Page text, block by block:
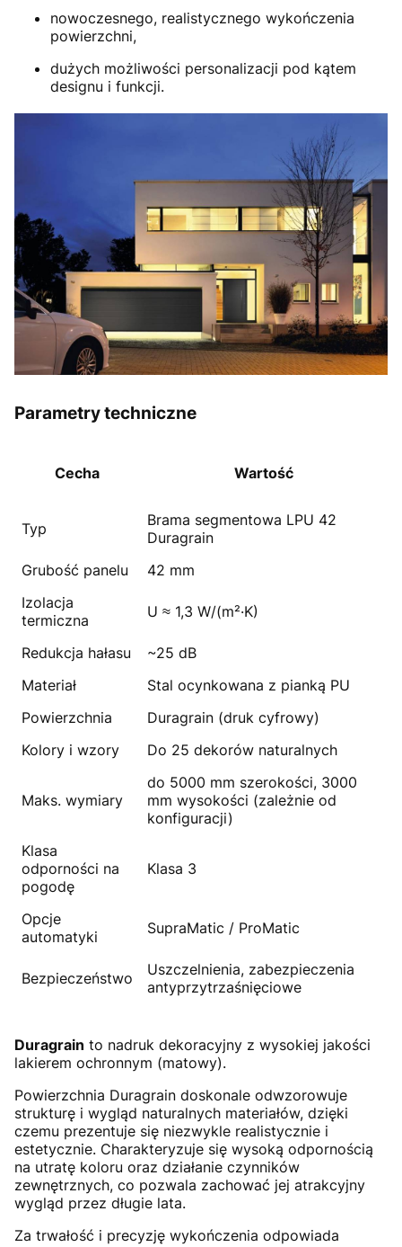
nowoczesnego, realistycznego wykończenia
powierzchni,
dużych możliwości personalizacji pod kątem
designu i funkcji.
Parametry techniczne
Cecha Wartość
Typ
Brama segmentowa LPU 42
Duragrain
Grubość panelu
42 mm
Izolacja
termiczna
U ≈ 1,3 W/(m²·K)
Redukcja hałasu
~25 dB
Materiał
Stal ocynkowana z pianką PU
Powierzchnia
Duragrain (druk cyfrowy)
Kolory i wzory
Do 25 dekorów naturalnych
Maks. wymiary
do 5000 mm szerokości, 3000
mm wysokości (zależnie od
konfiguracji)
Klasa
odporności na
pogodę
Klasa 3
Opcje
automatyki
SupraMatic / ProMatic
Bezpieczeństwo
Uszczelnienia, zabezpieczenia
antyprzytrzaśnięciowe
Duragrain to nadruk dekoracyjny z wysokiej jakości
lakierem ochronnym (matowy).
Powierzchnia Duragrain doskonale odwzorowuje
strukturę i wygląd naturalnych materiałów, dzięki
czemu prezentuje się niezwykle realistycznie i
estetycznie. Charakteryzuje się wysoką odpornością
na utratę koloru oraz działanie czynników
zewnętrznych, co pozwala zachować jej atrakcyjny
wygląd przez długie lata.
Za trwałość i precyzję wykończenia odpowiada